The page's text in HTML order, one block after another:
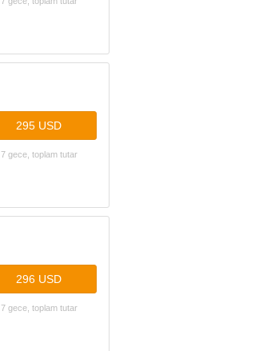
295 USD
7 gece, toplam tutar
296 USD
7 gece, toplam tutar